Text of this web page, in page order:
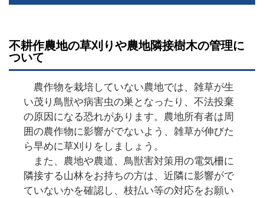
不耕作農地の草刈りや農地隣接樹木の管理に
ついて
農作物を栽培していない農地では、雑草が生
い茂り鳥獣や病害虫の巣となったり、不法投棄
の原因になる恐れがあります。農地所有者は周
囲の農作物に影響がでないよう、雑草が伸びた
ら早めに草刈りをしましょう。
また、農地や農道、鳥獣害対策用の電気柵に
隣接する山林をお持ちの方は、近隣に影響がで
ていないかを確認し、枝払い等の対応をお願い